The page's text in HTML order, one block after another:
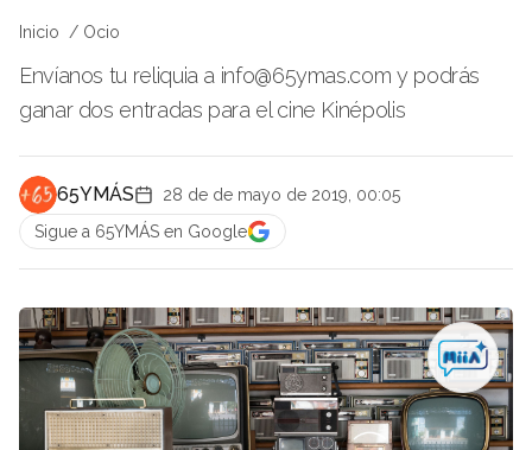
Inicio Ocio
Envíanos tu reliquia a info@65ymas.com y podrás
ganar dos entradas para el cine Kinépolis
65YMÁS
28 de de mayo de 2019, 00:05
Sigue a 65YMÁS en Google